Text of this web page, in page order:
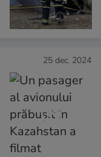
25 dec. 2024